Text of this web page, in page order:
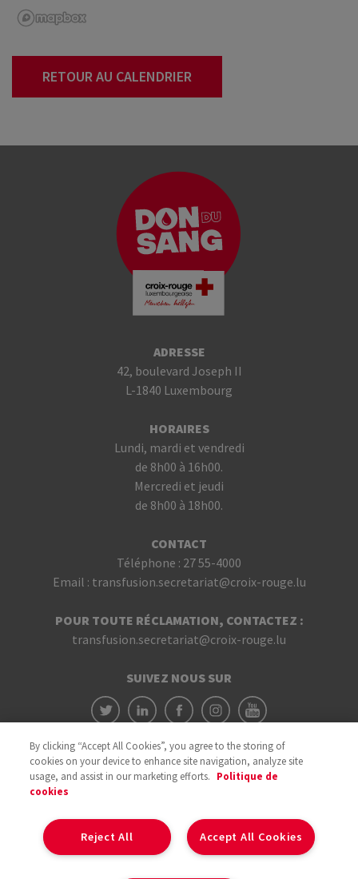
RETOUR AU CALENDRIER
ADRESSE
42, boulevard Joseph II
L-1840 Luxembourg
HORAIRES
Lundi, mardi et vendredi
de 8h00 à 16h00.
Mercredi et jeudi
de 8h00 à 18h00.
CONTACT
Téléphone : 27 55-4000
Email : transfusion.secretariat@croix-rouge.lu
POUR TOUTE RÉCLAMATION, CONTACTEZ :
transfusion.secretariat@croix-rouge.lu
SUIVEZ NOUS SUR
By clicking “Accept All Cookies”, you agree to the storing of
cookies on your device to enhance site navigation, analyze site
usage, and assist in our marketing efforts. Politique de
cookies
Accept All Cookies
Reject All